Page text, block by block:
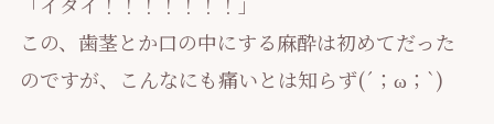
この、歯茎とか口の中にする麻酔は初めてだった
のですが、こんなにも痛いとは知らず(´；ω；`)